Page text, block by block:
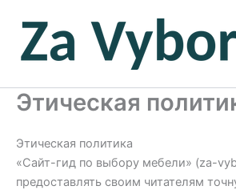
содержимому
Этическая
Этическая политика
«Сайт-гид по выбору мебели» (za-
предоставлять своим читателям